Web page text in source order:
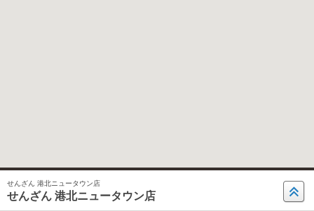
せんざん 港北ニュータウン店
せんざん 港北ニュータウン店